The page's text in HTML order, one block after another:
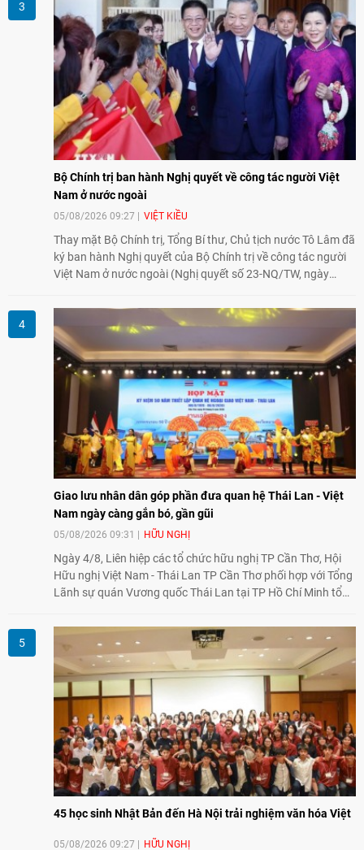
Nhật Bản và thế giới ủng hộ giải trừ vũ khí hạt nhân của Việt
Nam.
Bộ Chính trị ban hành Nghị quyết về công tác người Việt
Nam ở nước ngoài
05/08/2026 09:27 VIỆT KIỀU
Thay mặt Bộ Chính trị, Tổng Bí thư, Chủ tịch nước Tô Lâm đã
ký ban hành Nghị quyết của Bộ Chính trị về công tác người
Việt Nam ở nước ngoài (Nghị quyết số 23-NQ/TW, ngày
Giao lưu nhân dân góp phần đưa quan hệ Thái Lan - Việt
Nam ngày càng gắn bó, gần gũi
05/08/2026 09:31 HỮU NGHỊ
Ngày 4/8, Liên hiệp các tổ chức hữu nghị TP Cần Thơ, Hội
Hữu nghị Việt Nam - Thái Lan TP Cần Thơ phối hợp với Tổng
Lãnh sự quán Vương quốc Thái Lan tại TP Hồ Chí Minh tổ
Việt Nam - Thái Lan (1976-2026). Tại đây, nhấn mạnh vai trò
của giao lưu nhân dân, Tổng Lãnh sự Thái Lan cho biết các
hoạt động trao đổi về văn hóa, giáo dục, du lịch, ẩm thực,
nghệ thuật và giao lưu thanh niên đã góp phần đưa quan hệ
Thái Lan - Việt Nam ngày càng gắn bó, gần gũi.
45 học sinh Nhật Bản đến Hà Nội trải nghiệm văn hóa Việt
05/08/2026 09:27 HỮU NGHỊ